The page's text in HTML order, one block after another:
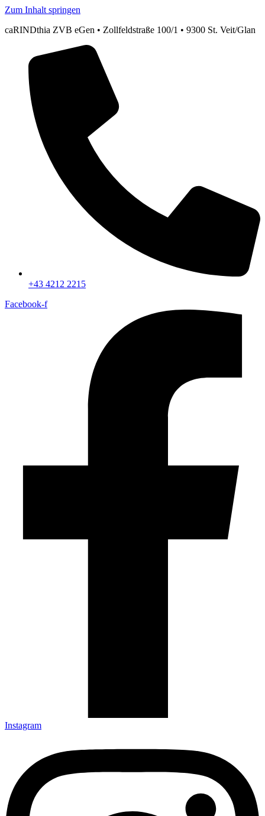
Zum Inhalt springen
caRINDthia ZVB eGen • Zollfeldstraße 100/1 • 9300 St. Veit/Glan
+43 4212 2215
Facebook-f
Instagram